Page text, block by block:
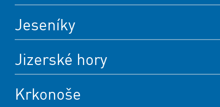
Jeseníky
Jizerské hory
Krkonoše